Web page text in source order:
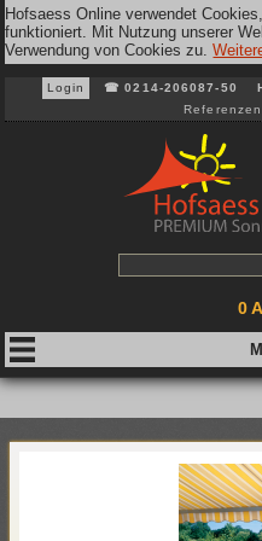
Hofsaess Online verwendet
funktioniert. Mit Nutzung unserer
Verwendung von Cookies zu.
Login ☎0214-206087-50
Referenzen
0